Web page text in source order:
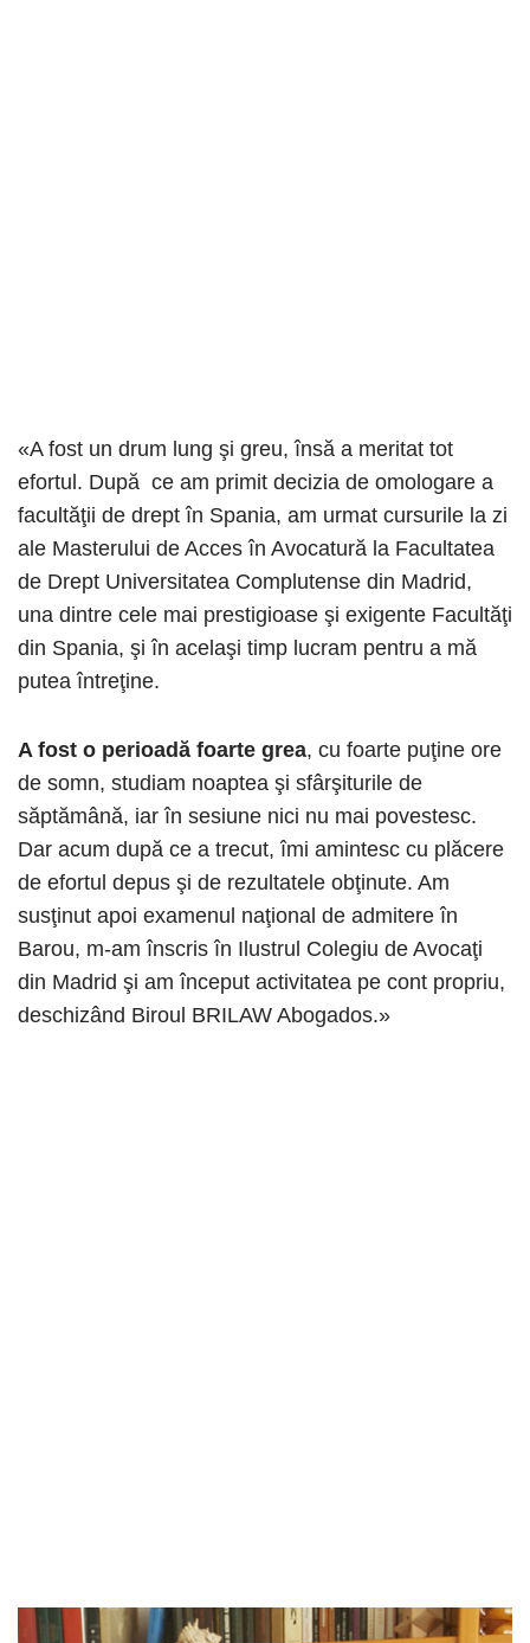
«A fost un drum lung şi greu, însă a meritat tot
efortul. După ce am primit decizia de omologare a
facultăţii de drept în Spania, am urmat cursurile la zi
ale Masterului de Acces în Avocatură la Facultatea
de Drept Universitatea Complutense din Madrid,
una dintre cele mai prestigioase şi exigente Facultăţi
din Spania, şi în acelaşi timp lucram pentru a mă
putea întreţine.
A fost o perioadă foarte grea, cu foarte puţine ore
de somn, studiam noaptea şi sfârşiturile de
săptămână, iar în sesiune nici nu mai povestesc.
Dar acum după ce a trecut, îmi amintesc cu plăcere
de efortul depus şi de rezultatele obţinute. Am
susţinut apoi examenul naţional de admitere în
Barou, m-am înscris în Ilustrul Colegiu de Avocaţi
din Madrid şi am început activitatea pe cont propriu,
deschizând Biroul BRILAW Abogados.»